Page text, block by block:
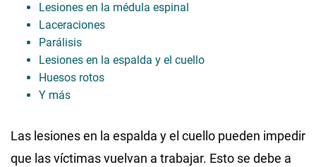
Lesiones en la médula espinal
Laceraciones
Parálisis
Lesiones en la espalda y el cuello
Huesos rotos
Y más
Las lesiones en la espalda y el cuello pueden impedir
que las víctimas vuelvan a trabajar. Esto se debe a